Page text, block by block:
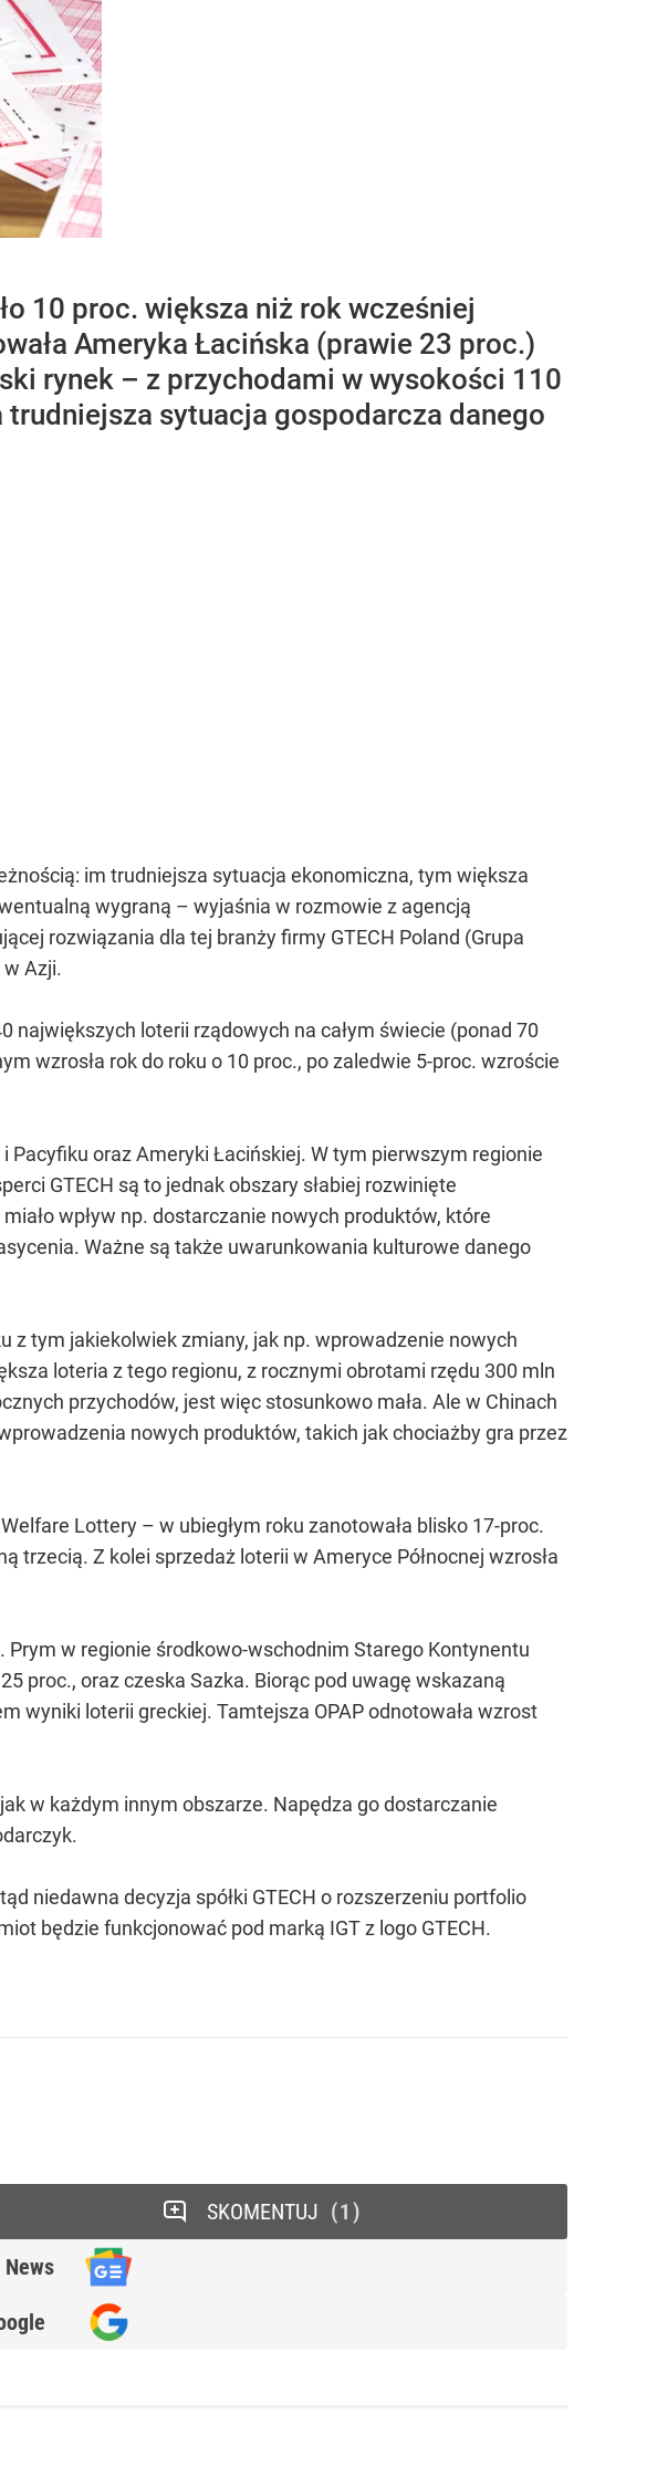
10 proc. większa niż rok wcześniej
Ameryka Łacińska (prawie 23 proc.)
rynek – z przychodami w wysokości 110
sytuacja gospodarcza danego
im trudniejsza sytuacja ekonomiczna, tym większa
wygraną – wyjaśnia w rozmowie z agencją
rozwiązania dla tej branży firmy GTECH Poland (Grupa
Azji.
największych loterii rządowych na całym świecie (ponad 70
wzrosła rok do roku o 10 proc., po zaledwie 5-proc. wzroście
oraz Ameryki Łacińskiej. W tym pierwszym regionie
GTECH są to jednak obszary słabiej rozwinięte
wpływ np. dostarczanie nowych produktów, które
Ważne są także uwarunkowania kulturowe danego
z tym jakiekolwiek zmiany, jak np. wprowadzenie nowych
loteria z tego regionu, z rocznymi obrotami rzędu 300 mln
przychodów, jest więc stosunkowo mała. Ale w Chinach
nowych produktów, takich jak chociażby gra przez
Lottery – w ubiegłym roku zanotowała blisko 17-proc.
Z kolei sprzedaż loterii w Ameryce Północnej wzrosła
Prym w regionie środkowo-wschodnim Starego Kontynentu
proc., oraz czeska Sazka. Biorąc pod uwagę wskazaną
wyniki loterii greckiej. Tamtejsza OPAP odnotowała wzrost
w każdym innym obszarze. Napędza go dostarczanie
niedawna decyzja spółki GTECH o rozszerzeniu portfolio
będzie funkcjonować pod marką IGT z logo GTECH.
News
SKOMENTUJ 1